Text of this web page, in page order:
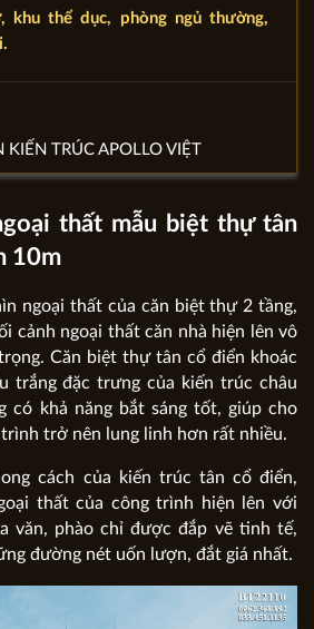
khu thể dục, phòng ngủ thường,
KIẾN TRÚC APOLLO VIỆT
thất mẫu biệt thự tân
10m
ngoại thất của căn biệt thự 2 tầng,
cảnh ngoại thất căn nhà hiện lên vô
Căn biệt thự tân cổ điển khoác
trắng đặc trưng của kiến trúc châu
có khả năng bắt sáng tốt, giúp cho
trở nên lung linh hơn rất nhiều.
cách của kiến trúc tân cổ điển,
thất của công trình hiện lên với
văn, phào chỉ được đắp vẽ tinh tế,
đường nét uốn lượn, đắt giá nhất.